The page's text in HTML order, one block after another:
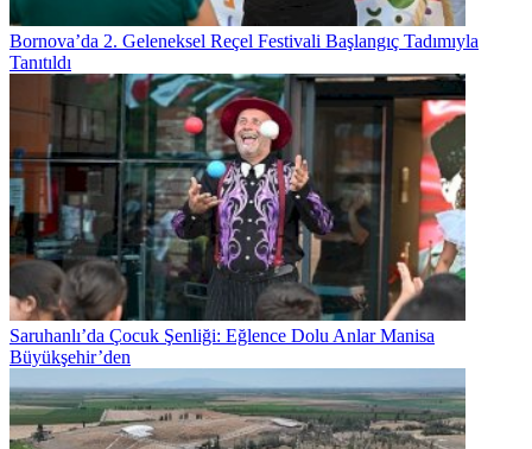
Bornova’da 2. Geleneksel Reçel Festivali Başlangıç Tadımıyla
Tanıtıldı
Saruhanlı’da Çocuk Şenliği: Eğlence Dolu Anlar Manisa
Büyükşehir’den